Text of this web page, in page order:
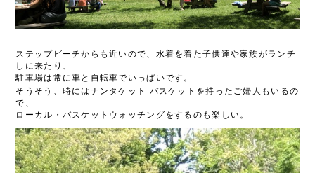
ステップビーチからも近いので、水着を着た子供達や家族がランチ
しに来たり、
駐車場は常に車と自転車でいっぱいです。
そうそう、時にはナンタケット
バスケットを持ったご婦人もいるの
で、
ローカル・バスケットウォッチングをするのも楽しい。